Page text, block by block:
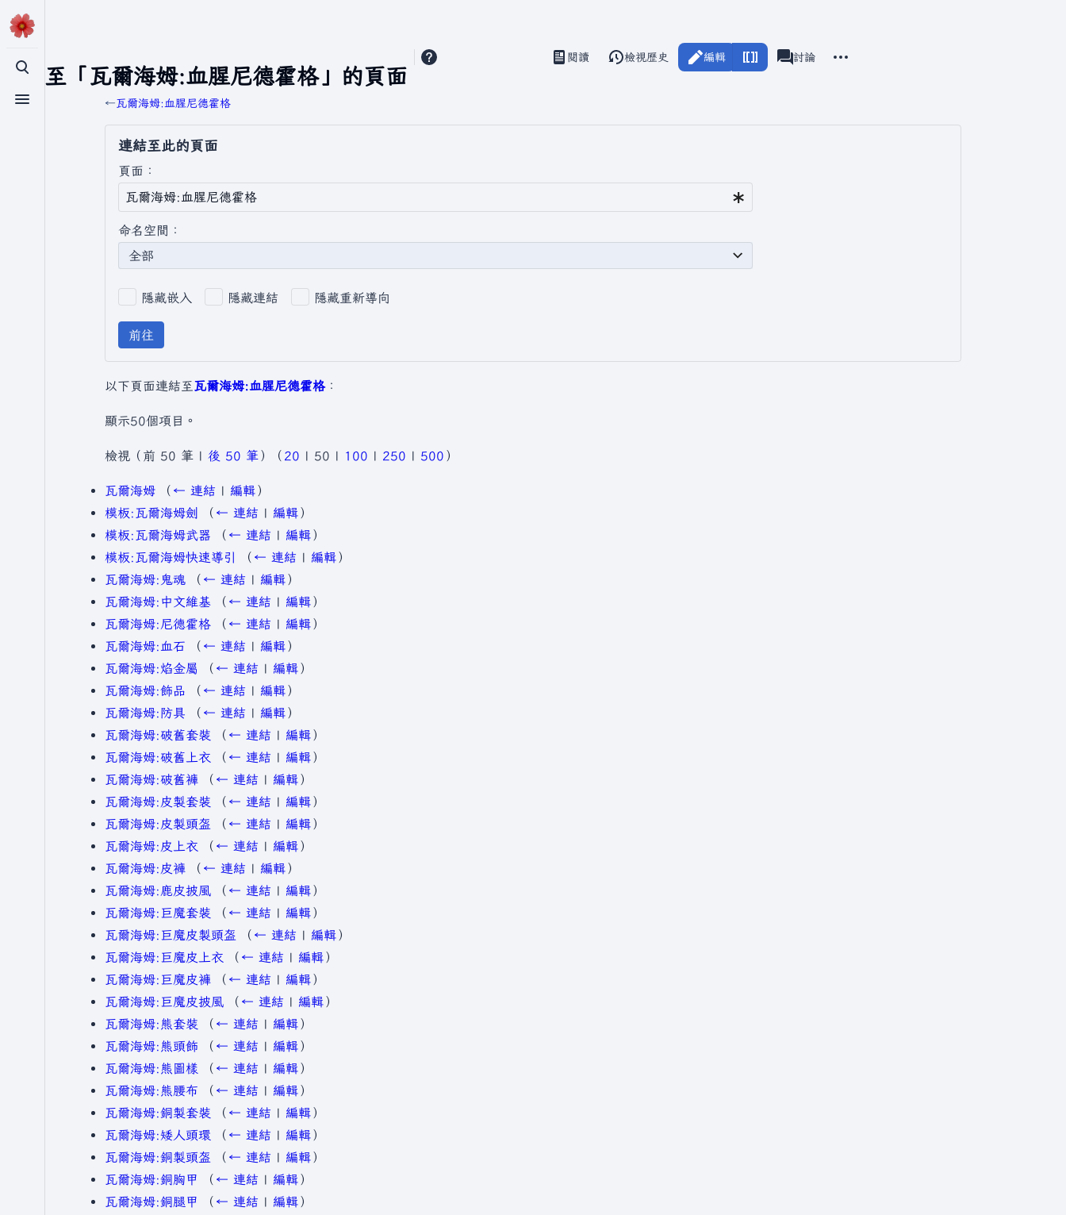
切換搜尋
切換選單
連結至「瓦爾海姆:血腥尼德霍格」的頁面
視圖閱讀 編輯
檢視歷史 associated-pages
瓦爾海姆
討論
←瓦爾海姆:血腥尼德霍格
連結至此的頁面
頁面：
命名空間：
全部
隱藏嵌入 隱藏連結 隱藏重新導向
前往
以下頁面連結至瓦爾海姆:血腥尼德霍格：
顯示50個項目。
檢視（ 前 50 筆 | 後 50 筆 ）（ 20 | 50 | 100 | 250 | 500 ）
瓦爾海姆 （ ← 連結 | 編輯）
模板:瓦爾海姆劍
（ ← 連結 | 編輯）
模板:瓦爾海姆武器
（ ← 連結 | 編輯）
模板:瓦爾海姆快速導引
（ ← 連結 | 編輯）
瓦爾海姆:鬼魂
（ ← 連結 | 編輯）
瓦爾海姆:中文維基
（ ← 連結 | 編輯）
瓦爾海姆:尼德霍格
（ ← 連結 | 編輯）
瓦爾海姆:血石
（ ← 連結 | 編輯）
瓦爾海姆:焰金屬
（ ← 連結 | 編輯）
瓦爾海姆:飾品
（ ← 連結 | 編輯）
瓦爾海姆:防具
（ ← 連結 | 編輯）
瓦爾海姆:破舊套裝
（ ← 連結 | 編輯）
瓦爾海姆:破舊上衣
（ ← 連結 | 編輯）
瓦爾海姆:破舊褲
（ ← 連結 | 編輯）
瓦爾海姆:皮製套裝
（ ← 連結 | 編輯）
瓦爾海姆:皮製頭盔
（ ← 連結 | 編輯）
瓦爾海姆:皮上衣
（ ← 連結 | 編輯）
瓦爾海姆:皮褲
（ ← 連結 | 編輯）
瓦爾海姆:鹿皮披風
（ ← 連結 | 編輯）
瓦爾海姆:巨魔套裝
（ ← 連結 | 編輯）
瓦爾海姆:巨魔皮製頭盔
（ ← 連結 | 編輯）
瓦爾海姆:巨魔皮上衣
（ ← 連結 | 編輯）
瓦爾海姆:巨魔皮褲
（ ← 連結 | 編輯）
瓦爾海姆:巨魔皮披風
（ ← 連結 | 編輯）
瓦爾海姆:熊套裝
（ ← 連結 | 編輯）
瓦爾海姆:熊頭飾
（ ← 連結 | 編輯）
瓦爾海姆:熊圖樣
（ ← 連結 | 編輯）
瓦爾海姆:熊腰布
（ ← 連結 | 編輯）
瓦爾海姆:銅製套裝
（ ← 連結 | 編輯）
瓦爾海姆:矮人頭環
（ ← 連結 | 編輯）
瓦爾海姆:銅製頭盔
（ ← 連結 | 編輯）
瓦爾海姆:銅胸甲
（ ← 連結 | 編輯）
瓦爾海姆:銅腿甲
（ ← 連結 | 編輯）